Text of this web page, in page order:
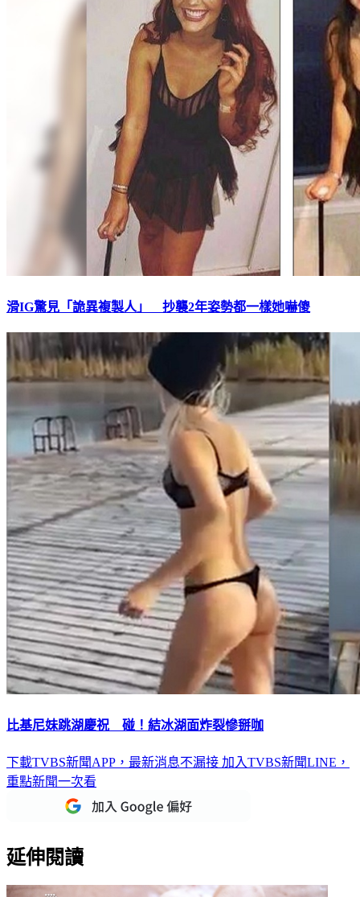
滑IG驚見「詭異複製人」 抄襲2年姿勢都一樣她嚇傻
比基尼妹跳湖慶祝 碰！結冰湖面炸裂慘掰咖
下載TVBS新聞APP，最新消息不漏接 加入TVBS新聞LINE，
重點新聞一次看
延伸閱讀